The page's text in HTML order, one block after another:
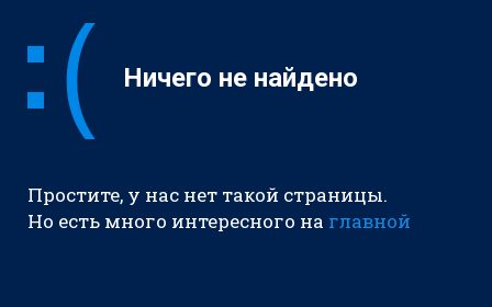
Ничего не найдено
Простите, у нас нет такой страницы.
Но есть много интересного на главной